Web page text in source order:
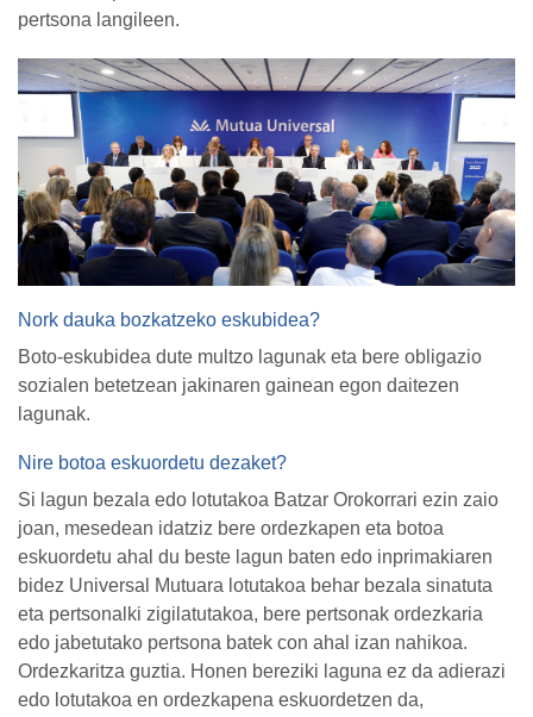
pertsona langileen.
Nork dauka bozkatzeko eskubidea?
Boto-eskubidea dute multzo lagunak eta bere obligazio
sozialen betetzean jakinaren gainean egon daitezen
lagunak.
Nire botoa eskuordetu dezaket?
Si lagun bezala edo lotutakoa Batzar Orokorrari ezin zaio
joan, mesedean idatziz bere ordezkapen eta botoa
eskuordetu ahal du beste lagun baten edo inprimakiaren
bidez Universal Mutuara lotutakoa behar bezala sinatuta
eta pertsonalki zigilatutakoa, bere pertsonak ordezkaria
edo jabetutako pertsona batek con ahal izan nahikoa.
Ordezkaritza guztia. Honen bereziki laguna ez da adierazi
edo lotutakoa en ordezkapena eskuordetzen da,